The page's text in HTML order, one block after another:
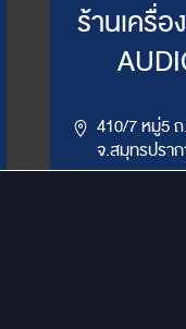
ร้านเครื่
AUDIO สาขาศรีน
410/7 หมู่5
จ.สมุทรปรา